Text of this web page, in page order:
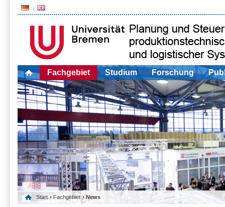
Fachgebiet Studium Forschung
Start › Fachgebiet › News